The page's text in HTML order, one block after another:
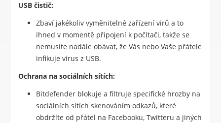
USB čistič:
Zbaví jakékoliv vyměnitelné zařízení virů a to
ihned v momentě připojení k počítači, takže se
nemusíte nadále obávat, že Vás nebo Vaše přátele
infikuje virus z USB.
Ochrana na sociálních sítích:
Bitdefender blokuje a filtruje specifické hrozby na
sociálních sítích skenováním odkazů, které
obdržíte od přátel na Facebooku, Twitteru a jiných